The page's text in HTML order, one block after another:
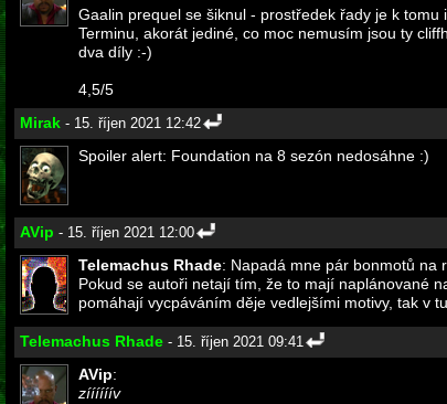
Gaalin prequel se šiknul - prostředek řady je k
Terminu, akorát jediné, co moc nemusím jsou ty
dva díly :-)
4,5/5
Mirak - 15. říjen 2021 12:42
Spoiler alert: Foundation na 8 sezón nedosáhne :)
AVip - 15. říjen 2021 12:00
Telemachus Rhade: Napadá mne pár bonmotů na
Pokud se autoři netají tím, že to mají naplánované
pomáhají vycpáváním děje vedlejšími motivy, tak v
Telemachus Rhade - 15. říjen 2021 09:41
AVip:
zíííííív